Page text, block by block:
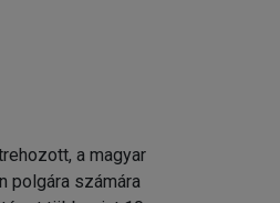
a magyar
polgára számára